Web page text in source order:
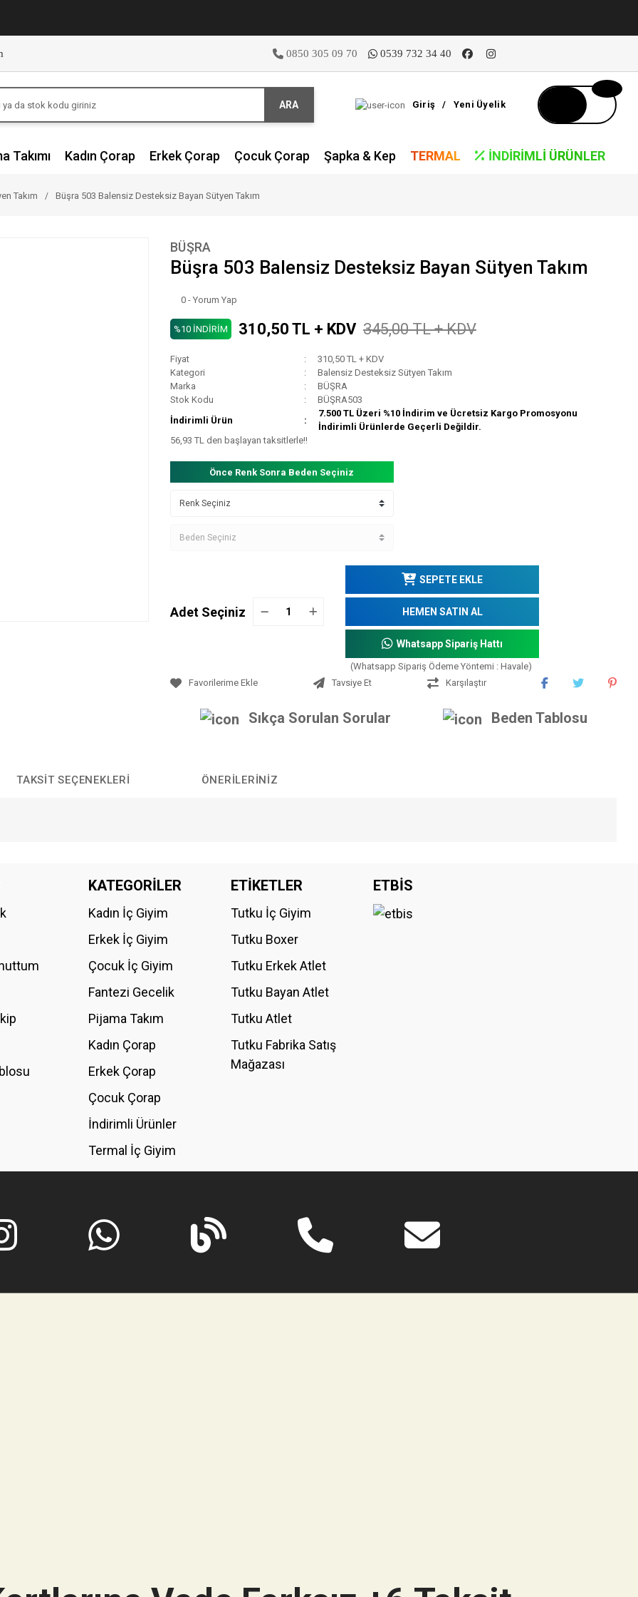
0850 305 09 70 0539 732 34 40
ARA Giriş / Yeni Üyelik
Takımı Kadın Çorap Erkek Çorap Çocuk Çorap Şapka & Kep TERMAL İNDIRIMLI ÜRÜNLER
Takım Büşra 503 Balensiz Desteksiz Bayan Sütyen Takım
BÜŞRA
Büşra 503 Balensiz Desteksiz Bayan Sütyen Takım
0 - Yorum Yap
%10 İNDİRİM 310,50 TL + KDV 345,00 TL + KDV
Fiyat
310,50 TL + KDV
Kategori
Balensiz Desteksiz Sütyen Takım
Marka
BÜŞRA
Stok Kodu
BÜŞRA503
İndirimli Ürün
7.500 TL Üzeri %10 İndirim ve Ücretsiz Kargo Promosyonu
İndirimli Ürünlerde Geçerli Değildir.
56,93 TL den başlayan taksitlerle!!
Önce Renk Sonra Beden Seçiniz
Adet Seçiniz
SEPETE EKLE
HEMEN SATIN AL
Whatsapp Sipariş Hattı
(Whatsapp Sipariş Ödeme Yöntemi : Havale)
Tavsiye Et
Karşılaştır
Sıkça Sorulan Sorular Beden Tablosu
TAKSIT SEÇENEKLERI ÖNERILERINIZ
Bu ürüne ilk yorumu siz yapın!
KATEGORİLER
Kadın İç Giyim
Erkek İç Giyim
Çocuk İç Giyim
Fantezi Gecelik
Pijama Takım
Kadın Çorap
Erkek Çorap
Çocuk Çorap
İndirimli Ürünler
Termal İç Giyim
ETİKETLER
Tutku İç Giyim
Tutku Boxer
Tutku Erkek Atlet
Tutku Bayan Atlet
Tutku Atlet
Tutku Fabrika Satış
Mağazası
ETBİS